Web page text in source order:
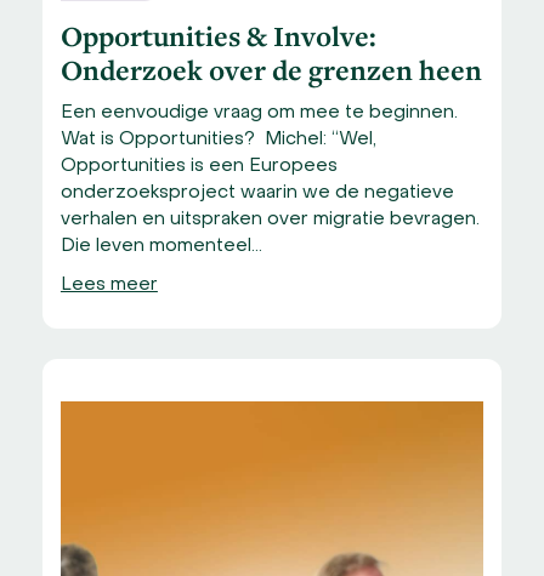
Opportunities & Involve:
Onderzoek over de grenzen heen
Een eenvoudige vraag om mee te beginnen.
Wat is Opportunities? Michel: “Wel,
Opportunities is een Europees
onderzoeksproject waarin we de negatieve
verhalen en uitspraken over migratie bevragen.
Die leven momenteel…
Lees meer